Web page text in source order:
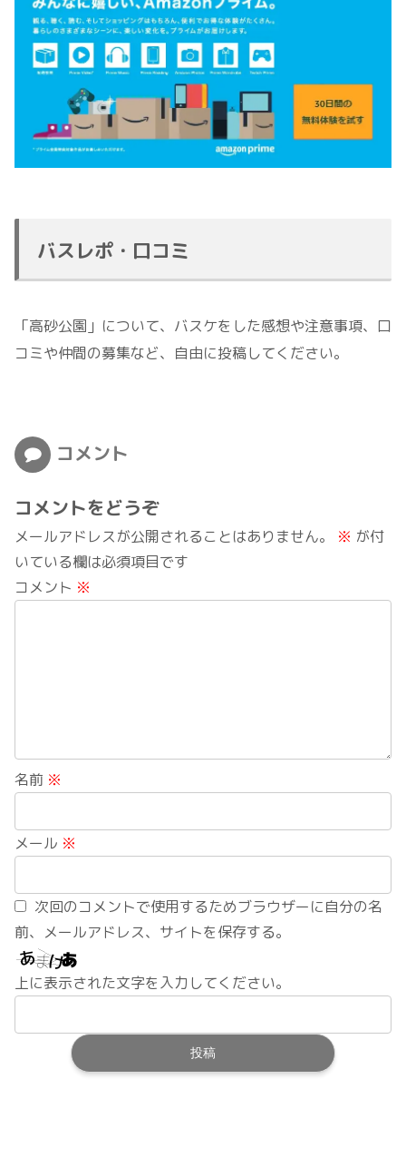
バスレポ・口コミ
「高砂公園」について、バスケをした感想や注意事項、口
コミや仲間の募集など、自由に投稿してください。
コメント
コメントをどうぞ
メールアドレスが公開されることはありません。 ※ が付
いている欄は必須項目です
コメント ※
名前 ※
メール ※
次回のコメントで使用するためブラウザーに自分の名
前、メールアドレス、サイトを保存する。
上に表示された文字を入力してください。